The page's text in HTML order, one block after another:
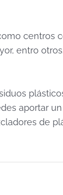
centros
entro
aportar
de